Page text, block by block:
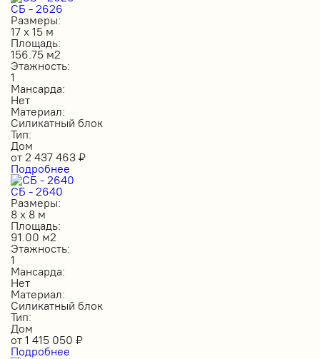
СБ - 2626
Размеры:
17 х 15 м
Площадь:
156.75 м2
Этажность:
1
Мансарда:
Нет
Материал:
Силикатный блок
Тип:
Дом
от 2 437 463 ₽
Подробнее
СБ - 2640
Размеры:
8 х 8 м
Площадь:
91.00 м2
Этажность:
1
Мансарда:
Нет
Материал:
Силикатный блок
Тип:
Дом
от 1 415 050 ₽
Подробнее